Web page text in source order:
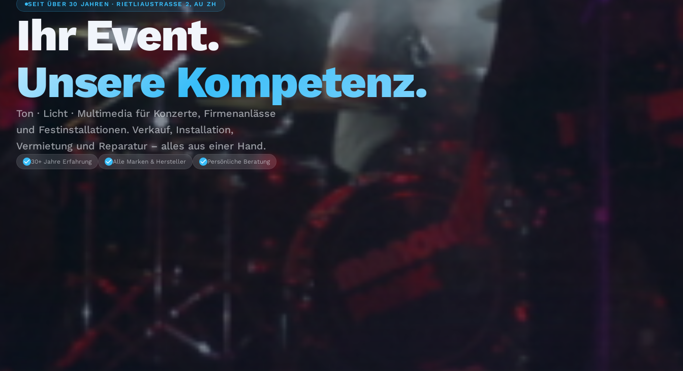
SEIT ÜBER 30 JAHREN · RIETLIAUSTRASSE 2, AU ZH
Ihr Event.
Unsere Kompetenz.
Ton · Licht · Multimedia für Konzerte, Firmenanlässe
und Festinstallationen. Verkauf, Installation,
Vermietung und Reparatur – alles aus einer Hand.
30+ Jahre Erfahrung Alle Marken & Hersteller Persönliche Beratung